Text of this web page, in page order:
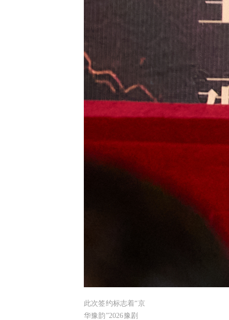
此次签约标志着“京
华豫韵”2026豫剧